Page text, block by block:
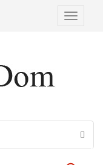
Вкл/